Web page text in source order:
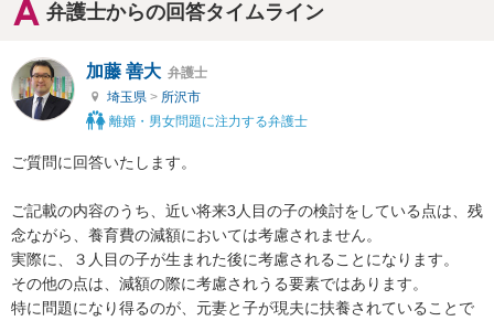
弁護士からの回答タイムライン
加藤 善大 弁護士
埼玉県 > 所沢市
離婚・男女問題に注力する弁護士
ご質問に回答いたします。
ご記載の内容のうち、近い将来3人目の子の検討をしている点は、残
念ながら、養育費の減額においては考慮されません。
実際に、３人目の子が生まれた後に考慮されることになります。
その他の点は、減額の際に考慮されうる要素ではあります。
特に問題になり得るのが、元妻と子が現夫に扶養されていることで